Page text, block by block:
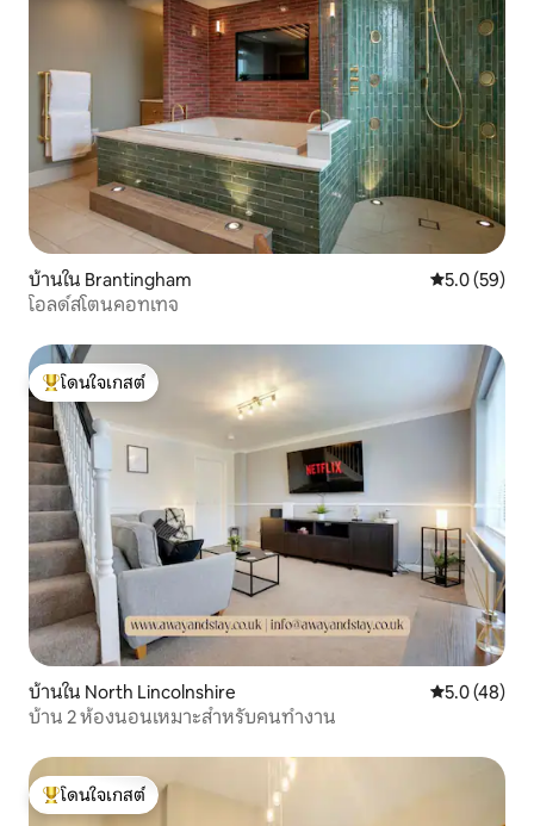
บ้านใน Brantingham คะแนนเฉลี่ย
5.0 (59)
โอลด์สโตนคอทเทจ
โดนใจเกสต์ที่สุด
โดนใจเกสต์
บ้านใน North Lincolnshire คะแนนเฉลี่ย
5.0 (48)
บ้าน 2 ห้องนอนเหมาะสำหรับคนทำงาน
โดนใจเกสต์ที่สุด
โดนใจเกสต์